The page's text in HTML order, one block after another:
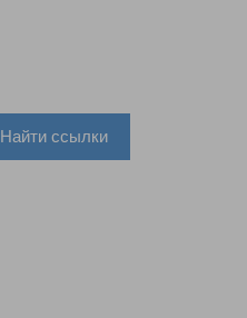
Найти ссылки